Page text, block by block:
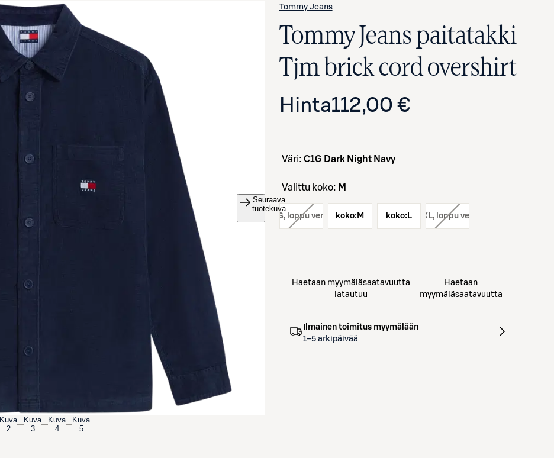
Avaa tuotekuva suurennettuna
Seuraava
tuotekuva
Kuva
2
Kuva
3
Kuva
4
Kuva
5
Tommy Jeans
Tommy Jeans paitatakki
Tjm brick cord overshirt
Hinta112,00 €
väri: C1G Dark Night Navy
Valittu koko: M
S, loppu verkostakoko: M koko: L
koko: XL, loppu verkosta
Haetaan myymäläsaatavuutta
latautuu
Haetaan
myymäläsaatavuutta
Ilmainen toimitus myymälään
1–5 arkipäivää